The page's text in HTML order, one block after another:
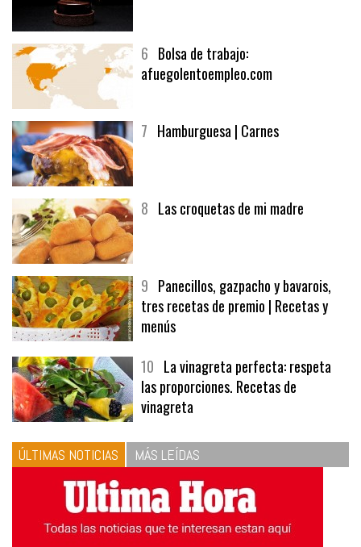
6 Bolsa de trabajo:
afuegolentoempleo.com
7 Hamburguesa | Carnes
8 Las croquetas de mi madre
9 Panecillos, gazpacho y bavarois,
tres recetas de premio | Recetas y
menús
10 La vinagreta perfecta: respeta
las proporciones. Recetas de
vinagreta
ÚLTIMAS NOTICIAS MÁS LEÍDAS